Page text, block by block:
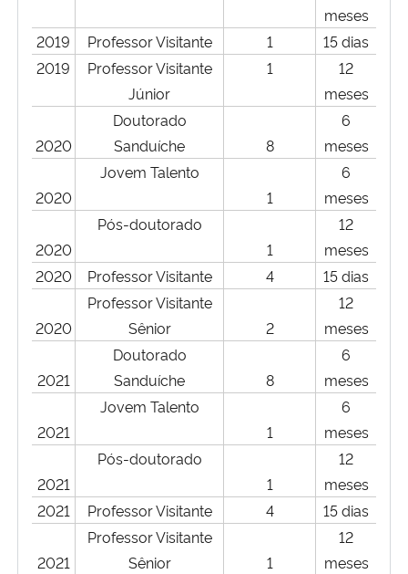
meses
2019
Professor Visitante 1
15 dias
2019
Professor Visitante
Júnior
1
12
meses
2020
Doutorado
Sanduíche
8
6
meses
2020
Jovem Talento
1
6
meses
2020
Pós-doutorado
1
12
meses
2020
Professor Visitante 4 15 dias
2020
Professor Visitante
Sênior
2
12
meses
2021
Doutorado
Sanduíche
8
6
meses
2021
Jovem Talento
1
6
meses
2021
Pós-doutorado
1
12
meses
2021
Professor Visitante 4 15 dias
2021
Professor Visitante
Sênior
1
12
meses